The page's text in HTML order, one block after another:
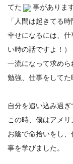
てた
事があります
「人間は起きてる
幸せになるには、
い時の話ですよ！）
一流になって求めら
勉強、仕事をしてた
自分を追い込み過
この時、僕はアメ
お陰で命拾いをし
事を学びました。